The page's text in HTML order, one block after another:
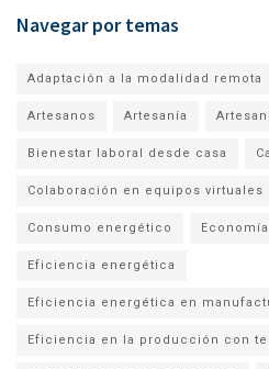
Navegar por temas
Adaptación a la modalidad remota
Artesanos Artesanía
Bienestar laboral desde casa
Colaboración en equipos virtuales
Consumo energético
Eficiencia energética
Eficiencia energética en
Eficiencia en la producción con